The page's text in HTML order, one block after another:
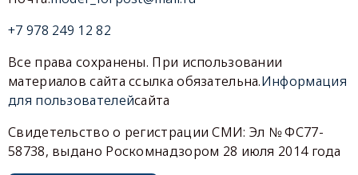
+7 978 249 12 82
Все права сохранены. При использовании
материалов сайта ссылка обязательна.Информация
для пользователейсайта
Свидетельство о регистрации СМИ: Эл № ФС77-
58738, выдано Роскомнадзором 28 июля 2014 года